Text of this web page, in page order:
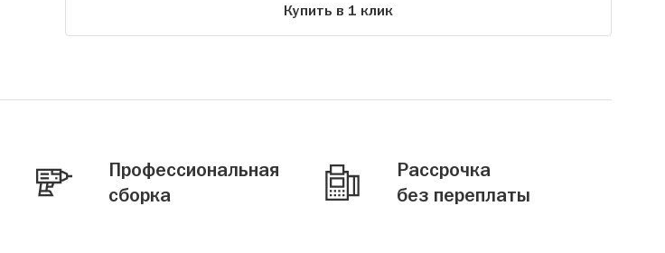
Купить в 1 клик
Профессиональная
сборка
Рассрочка
без переплаты